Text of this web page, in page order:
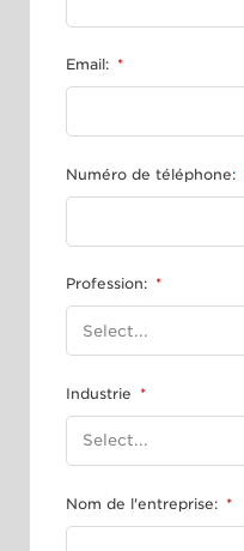
*
Email:
Numéro de téléphone:
*
Profession:
*
Industrie
*
Nom de l'entreprise: